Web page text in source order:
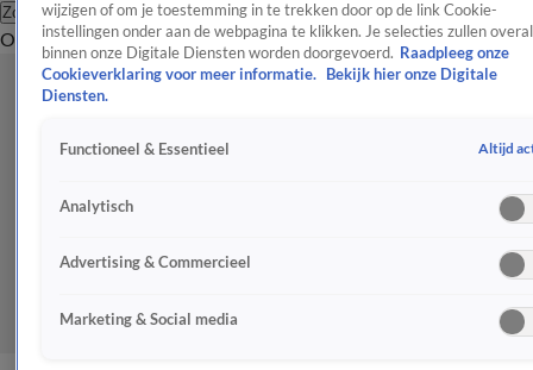
Zoeken
OverzichtEntertainmentSpraakmakendRealityCrimeVideo's
wijzigen of om je toestemming in te trekken door op de link Cookie-
instellingen onder aan de webpagina te klikken. Je selecties zullen overal
binnen onze Digitale Diensten worden doorgevoerd. Raadpleeg onze
Cookieverklaring voor meer informatie.
Bekijk hier onze Digitale
Diensten.
Functioneel & Essentieel Altijd
Analytisch
Advertising & Commercieel
Marketing & Social media